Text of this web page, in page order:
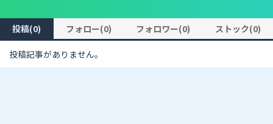
投稿(0) フォロー(0) フォロワー(0) ストック(0)
投稿記事がありません。